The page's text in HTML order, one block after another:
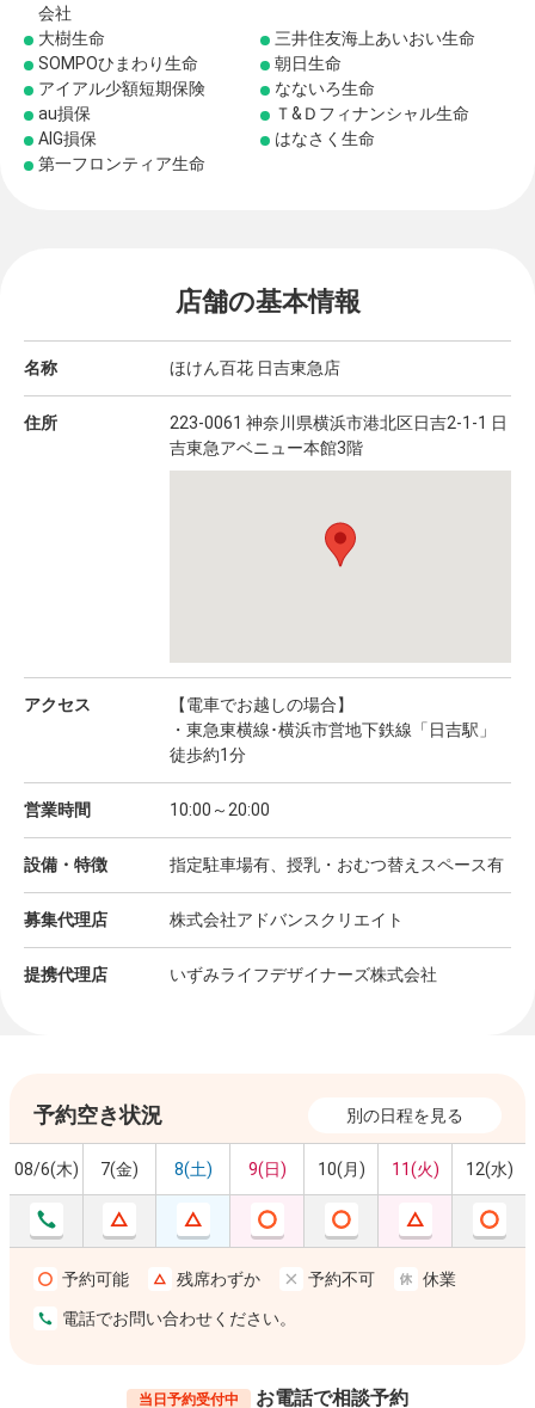
会社
大樹生命
三井住友海上あいおい生命
SOMPOひまわり生命
朝日生命
アイアル少額短期保険
なないろ生命
au損保
Ｔ&Ｄフィナンシャル生命
AIG損保
はなさく生命
第一フロンティア生命
店舗の基本情報
名称 ほけん百花 日吉東急店
住所
223-0061 神奈川県横浜市港北区日吉2-1-1 日
吉東急アベニュー本館3階
アクセス
【電車でお越しの場合】
・東急東横線･横浜市営地下鉄線「日吉駅」
徒歩約1分
営業時間 10:00～20:00
設備・特徴 指定駐車場有、授乳・おむつ替えスペース有
募集代理店 株式会社アドバンスクリエイト
提携代理店 いずみライフデザイナーズ株式会社
予約空き状況 別の日程を見る
08/6(木) 7(金) 8(土) 9(日) 10(月) 11(火) 12(水)
予約可能 残席わずか 予約不可 休業
電話でお問い合わせください。
当日予約受付中 お電話で相談予約